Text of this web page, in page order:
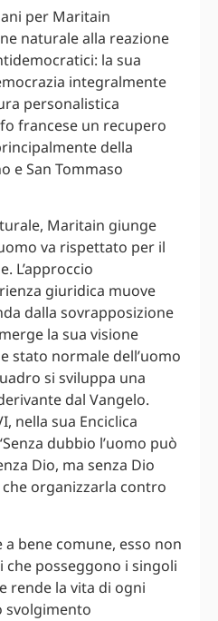
per Maritain
naturale alla reazione
la sua
integralmente
personalistica
francese un recupero
della
e San Tommaso
Maritain giunge
va rispettato per il
L’approccio
giuridica muove
dalla sovrapposizione
la sua visione
stato normale dell’uomo
si sviluppa una
dal Vangelo.
nella sua Enciclica
dubbio l’uomo può
Dio, ma senza Dio
organizzarla contro
bene comune, esso non
che posseggono i singoli
rende la vita di ogni
svolgimento